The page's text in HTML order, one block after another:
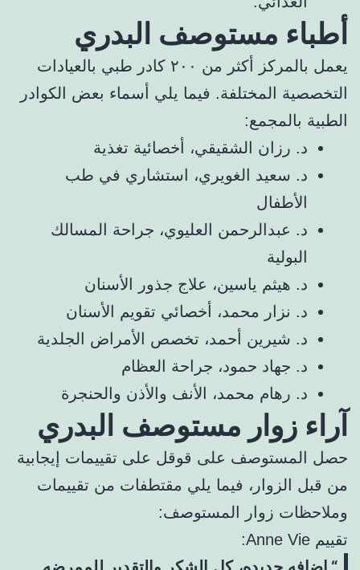
أطباء مستوصف البدري
يعمل بالمركز أكثر من ٢٠٠ كادر طبي بالعيادات
التخصصية المختلفة. فيما يلي أسماء بعض الكوادر
الطبية بالمجمع:
د. رزان الشقيقي، أخصائية تغذية
د. سعيد الغويري، استشاري في طب
الأطفال
د. عبدالرحمن العليوي، جراحة المسالك
البولية
د. هيثم ياسين، علاج جذور الأسنان
د. نزار محمد، أخصائي تقويم الأسنان
د. شيرين أحمد، تخصص الأمراض الجلدية
د. جهاد حمود، جراحة العظام
د. رهام محمد، الأنف والأذن والحنجرة
آراء زوار مستوصف البدري
حصل المستوصف على قوقل على تقييمات إيجابية
من قبل الزوار، فيما يلي مقتطفات من تقييمات
وملاحظات زوار المستوصف:
تقييم Anne Vie:
اضافه جديده، كل الشكر والتقدير للممرضه